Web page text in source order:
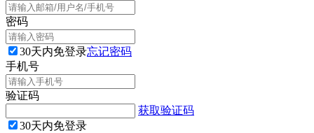
密码
30天内免登录忘记密码
手机号
验证码
获取验证码
30天内免登录